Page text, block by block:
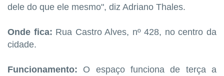
dele do que ele mesmo", diz Adriano Thales.
Onde fica: Rua Castro Alves, nº 428, no centro da
cidade.
Funcionamento: O espaço funciona de terça a